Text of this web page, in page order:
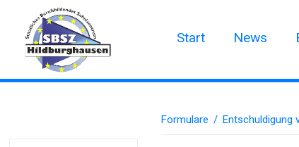
Start News
Formulare / Entschuldigung